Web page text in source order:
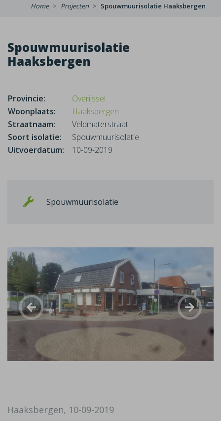
Home Projecten Spouwmuurisolatie Haaksbergen
Spouwmuurisolatie
Haaksbergen
Provincie:
Overijssel
Woonplaats:
Haaksbergen
Straatnaam:
Veldmaterstraat
Soort isolatie:
Spouwmuurisolatie
Uitvoerdatum:
10-09-2019
Spouwmuurisolatie
Haaksbergen, 10-09-2019